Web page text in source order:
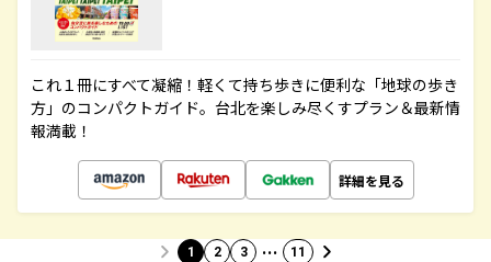
これ１冊にすべて凝縮！軽くて持ち歩きに便利な「地球の歩き
方」のコンパクトガイド。台北を楽しみ尽くすプラン＆最新情
報満載！
詳細を見る
1 2 3 … 11